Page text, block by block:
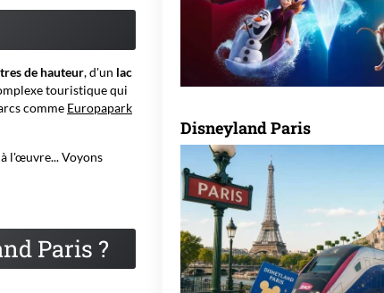
de hauteur, d'un lac
touristique qui
comme Europapark
l'œuvre... Voyons
Paris ?
Disneyland Paris